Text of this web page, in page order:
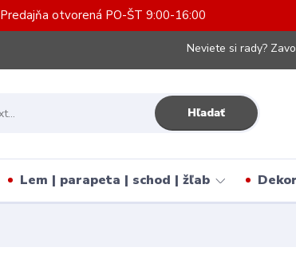
Predajňa otvorená PO-ŠT 9:00-16:00
Hľadať
Neviete si rady?
Lem | parapeta | schod | žľab